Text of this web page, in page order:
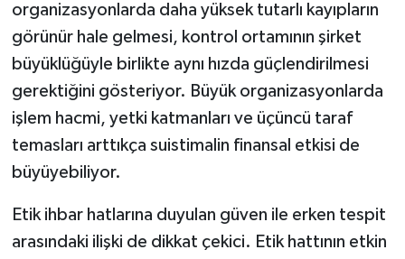
organizasyonlarda daha yüksek tutarlı kayıpların
görünür hale gelmesi, kontrol ortamının şirket
büyüklüğüyle birlikte aynı hızda güçlendirilmesi
gerektiğini gösteriyor. Büyük organizasyonlarda
işlem hacmi, yetki katmanları ve üçüncü taraf
temasları arttıkça suistimalin finansal etkisi de
büyüyebiliyor.
Etik ihbar hatlarına duyulan güven ile erken tespit
arasındaki ilişki de dikkat çekici. Etik hattının etkin